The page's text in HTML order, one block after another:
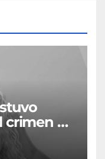
de